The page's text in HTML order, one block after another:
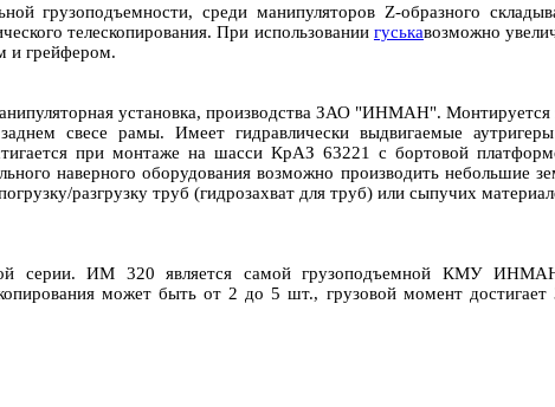
грузоподъемности, среди манипуляторов Z-образного
телескопирования. При использовании гуськавозможно
и грейфером.
установка, производства ЗАО "ИНМАН". Монтируется
свесе рамы. Имеет гидравлически выдвигаемые
при монтаже на шасси КрАЗ 63221 с бортовой
наверного оборудования возможно производить небольшие
разгрузку труб (гидрозахват для труб) или сыпучих
серии. ИМ 320 является самой грузоподъемной КМУ
может быть от 2 до 5 шт., грузовой момент